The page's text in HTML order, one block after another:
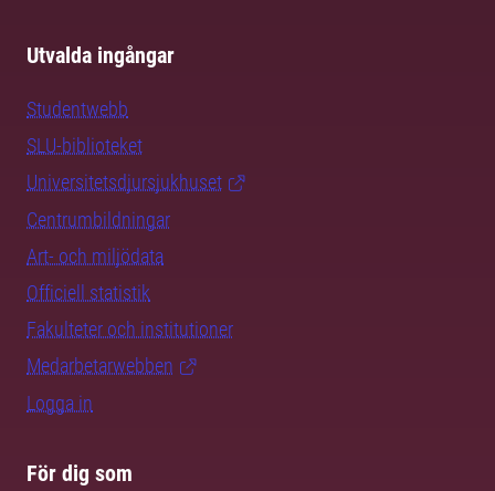
Utvalda ingångar
Studentwebb
SLU-biblioteket
Universitetsdjursjukhuset
Centrumbildningar
Art- och miljödata
Officiell statistik
Fakulteter och institutioner
Medarbetarwebben
Logga in
För dig som